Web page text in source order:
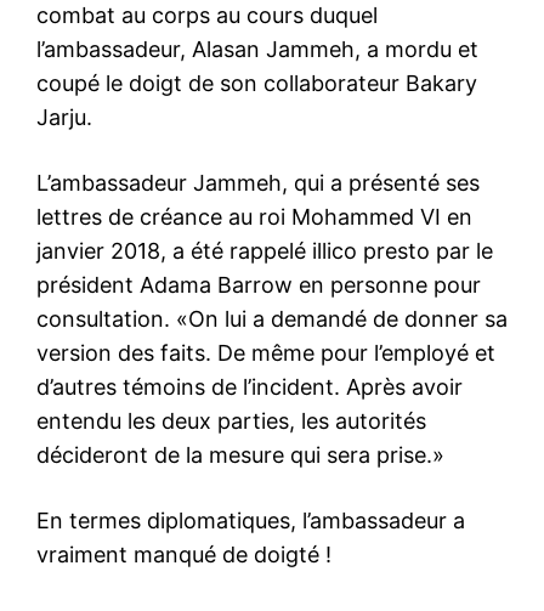
combat au corps au cours duquel
l’ambassadeur, Alasan Jammeh, a mordu et
coupé le doigt de son collaborateur Bakary
Jarju.
L’ambassadeur Jammeh, qui a présenté ses
lettres de créance au roi Mohammed VI en
janvier 2018, a été rappelé illico presto par le
président Adama Barrow en personne pour
consultation. «On lui a demandé de donner sa
version des faits. De même pour l’employé et
d’autres témoins de l’incident. Après avoir
entendu les deux parties, les autorités
décideront de la mesure qui sera prise.»
En termes diplomatiques, l’ambassadeur a
vraiment manqué de doigté !